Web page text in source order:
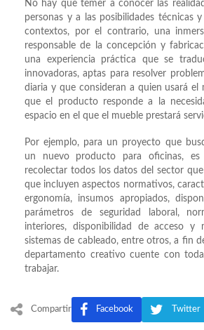
No hay que temer a conocer las
personas y a las posibilidades técnicas
contextos, por el contrario, una
responsable de la concepción y
una experiencia práctica que se
innovadoras, aptas para resolver
diaria y que consideran a quien usará el
que el producto responde a la
espacio en el que el mueble prestará
Por ejemplo, para un proyecto que
un nuevo producto para oficinas, es
recolectar todos los datos del sector
que incluyen aspectos normativos,
ergonomía, insumos apropiados,
parámetros de seguridad laboral,
interiores, disponibilidad de acceso y
sistemas de cableado, entre otros, a fin
departamento creativo cuente con
trabajar.
Compartir Facebook Twitter